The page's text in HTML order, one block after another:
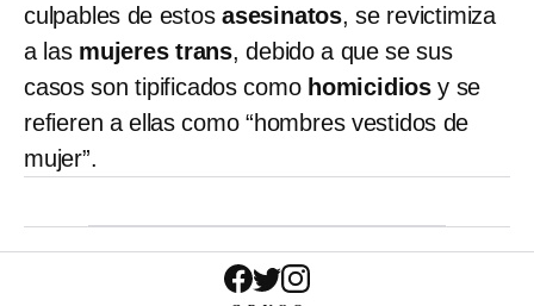
culpables de estosasesinatos, se revictimiza
a las mujeres trans, debido a que se sus
casos son tipificados como homicidiosy se
refieren a ellas como “hombres vestidos de
mujer”.